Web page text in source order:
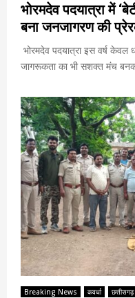
भोरमदेव पदयात्रा में
बना जनजागरण की
भोरमदेव पदयात्रा इस वर्ष केवल
जागरूकता का भी सशक्त मंच
Breaking News कवर्धा छत्तीसगढ़